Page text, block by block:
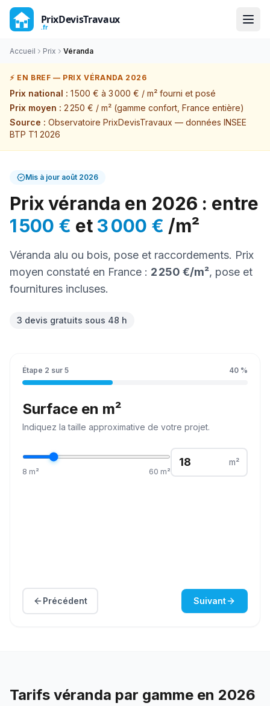
Accueil Prix Véranda
⚡ EN BREF — PRIXVÉRANDA 2026
Prix national : 1 500 € à 3 000 € / m² fourni et posé
Prix moyen : 2 250 € / m² (gamme confort, France entière)
Source : Observatoire PrixDevisTravaux — données INSEE
BTP T1 2026
Mis à jour août 2026
Prixvéranda en 2026 : entre
1 500 € et 3 000 € /m²
Véranda alu ou bois, pose et raccordements. Prix
moyen constaté en France : 2 250 €/m², pose et
fournitures incluses.
3 devis gratuits sous 48 h
Étape 2 sur 5 40 %
Surface en m²
Indiquez lataille approximative de votre projet.
8 m² 60 m²
m²
Précédent Suivant
Tarifs véranda par gamme en 2026